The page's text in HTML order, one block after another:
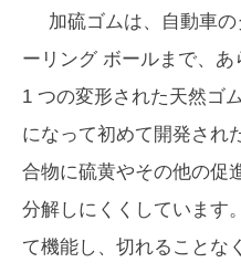
加硫ゴムは、自動車
ーリング ボールまで、あ
1 つの変形された天然ゴ
になって初めて開発され
合物に硫黄やその他の促
分解しにくくしています
て機能し、切れることな